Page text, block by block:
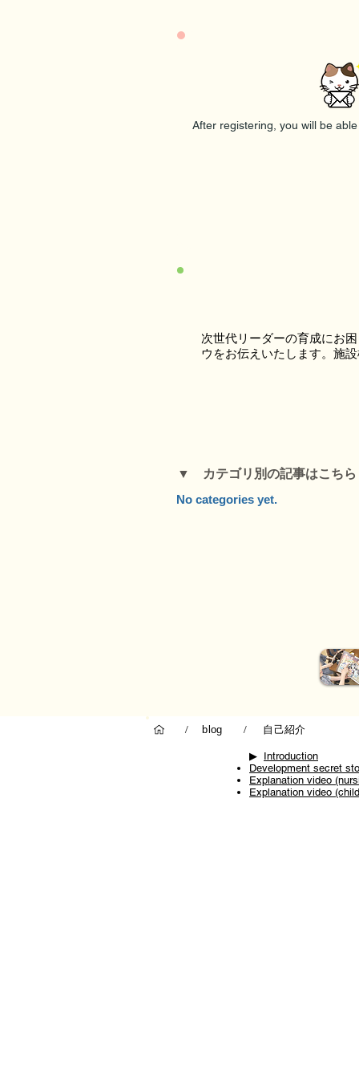
After registering, you will be
次世代リーダーの育成にお
ウをお伝えいたします。施
▼ カテゴリ別の記事はこち
No categories yet.
/ blog / 自己紹介
▶ ︎ Introduction
Development secret
Explanation video
Explanation video